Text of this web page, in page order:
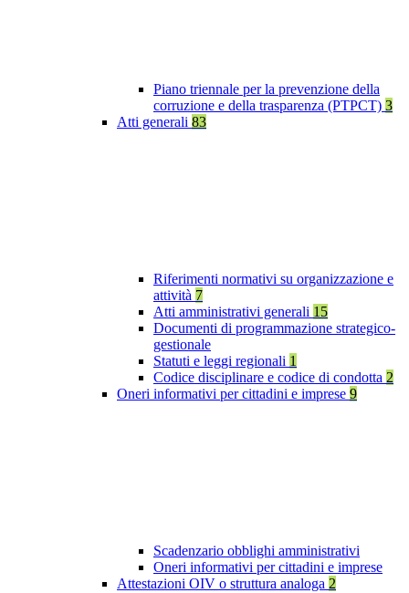
Piano triennale per la prevenzione della
corruzione e della trasparenza (PTPCT) 3
Atti generali 83
Riferimenti normativi su organizzazione e
attività 7
Atti amministrativi generali 15
Documenti di programmazione strategico-
gestionale
Statuti e leggi regionali 1
Codice disciplinare e codice di condotta 2
Oneri informativi per cittadini e imprese 9
Scadenzario obblighi amministrativi
Oneri informativi per cittadini e imprese
Attestazioni OIV o struttura analoga 2